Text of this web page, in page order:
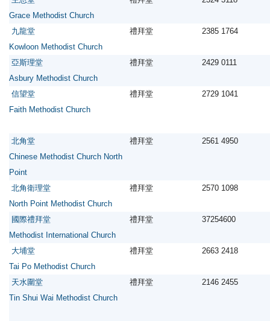
Grace Methodist Church
九龍堂
Kowloon Methodist Church
禮拜堂 2385 1764
亞斯理堂
Asbury Methodist Church
禮拜堂 2429 0111
信望堂
Faith Methodist Church
禮拜堂 2729 1041
北角堂
Chinese Methodist Church North
Point
禮拜堂 2561 4950
北角衛理堂
North Point Methodist Church
禮拜堂 2570 1098
國際禮拜堂
Methodist International Church
禮拜堂 37254600
大埔堂
Tai Po Methodist Church
禮拜堂 2663 2418
天水圍堂
Tin Shui Wai Methodist Church
禮拜堂 2146 2455